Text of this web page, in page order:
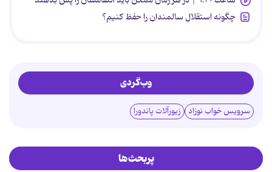
چگونه استقلال سالمندان را حفظ کنیم؟
وب‌گردی
سرویس خواب نوزاد زیورآلات پاندورا
پربحث‌ها